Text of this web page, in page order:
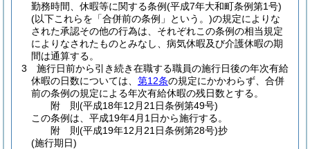
勤務時間、休暇等に関する条例(平成7年大和町条例第1号)
(以下これらを「合併前の条例」という。)の規定によりな
された承認その他の行為は、それぞれこの条例の相当規定
によりなされたものとみなし、病気休暇及び介護休暇の期
間は通算する。
3
施行日前から引き続き在職する職員の施行日後の年次有給
休暇の日数については、 第12条の規定にかかわらず、合併
前の条例の規定による年次有給休暇の残日数とする。
附 則(平成18年12月21日条例第49号)
この条例は、平成19年4月1日から施行する。
附 則(平成19年12月21日条例第28号)抄
(施行期日)